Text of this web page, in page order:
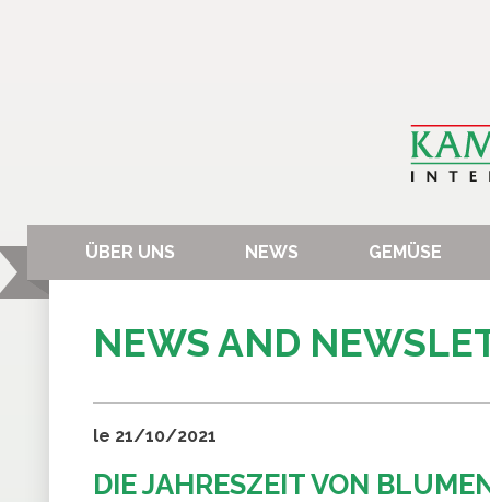
ÜBER UNS NEWS GEMÜSE
NEWS AND
le 21/10/2021
DIE JAHRESZEIT VON